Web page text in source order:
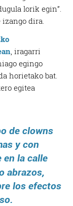
lorik egin”.
izango dira.
, iragarri
egingo
horietako bat.
egitea
de clowns
y con
en la calle
abrazos,
los efectos